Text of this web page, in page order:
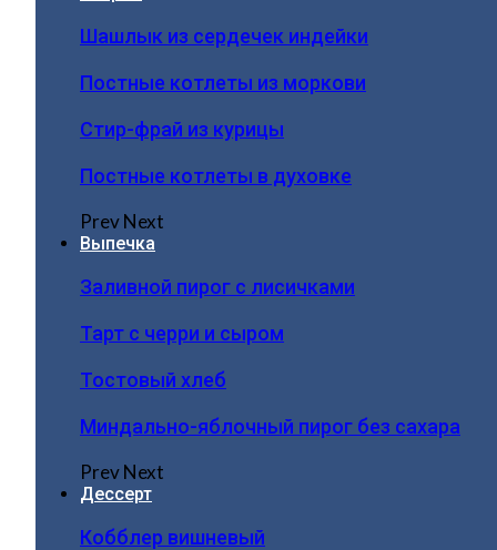
Шашлык из сердечек индейки
Постные котлеты из моркови
Стир-фрай из курицы
Постные котлеты в духовке
PrevNext
Выпечка
Заливной пирог с лисичками
Тарт с черри и сыром
Тостовый хлеб
Миндально-яблочный пирог без сахара
PrevNext
Дессерт
Кобблер вишневый